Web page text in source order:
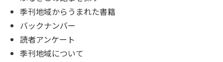
季刊地域からうまれた書籍
バックナンバー
読者アンケート
季刊地域について